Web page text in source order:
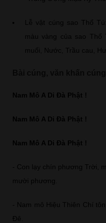
Lễ vật cúng sao Thổ
màu vàng của sao Thổ
muối, Nước, Trầu cau,
Nam Mô A Di Đà Phật !
Nam Mô A Di Đà Phật !
Nam Mô A Di Đà Phật !
- Con lạy chín phương Trời,
mười phương.
- Nam mô Hiệu Thiên Chí
Đê.